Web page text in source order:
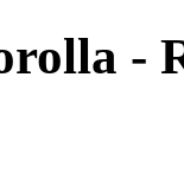
-